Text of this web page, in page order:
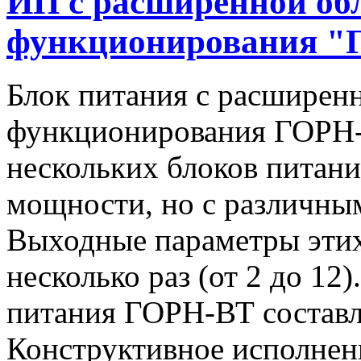
функционирования
Блок питания с
функционирования
нескольких блоков
мощности, но с
Выходные параметры
несколько раз (от 2 до
питания ГОРН-ВТ
Конструктивное